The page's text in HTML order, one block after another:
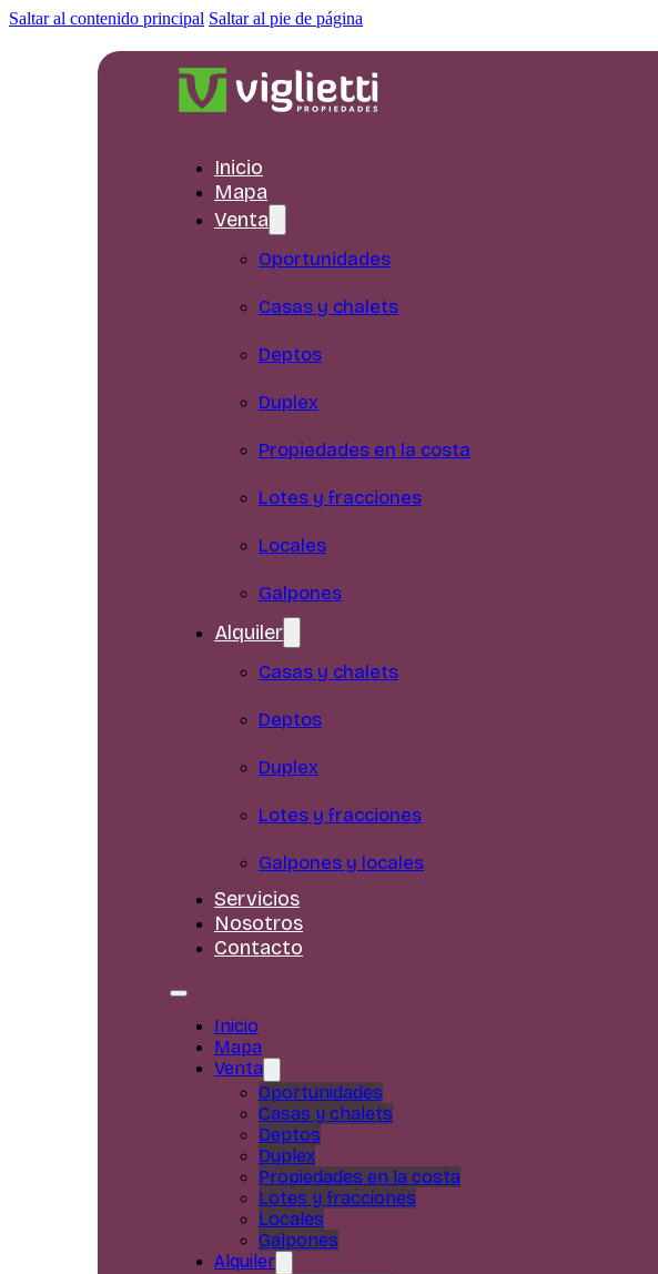
Saltar al contenido principal Saltar al pie de página
Inicio
Mapa
Venta
Oportunidades
Casas y chalets
Deptos
Duplex
Propiedades en la costa
Lotes y fracciones
Locales
Galpones
Alquiler
Casas y chalets
Deptos
Duplex
Lotes y fracciones
Galpones y locales
Servicios
Nosotros
Contacto
Inicio
Mapa
Venta
Oportunidades
Casas y chalets
Deptos
Duplex
Propiedades en la costa
Lotes y fracciones
Locales
Galpones
Alquiler